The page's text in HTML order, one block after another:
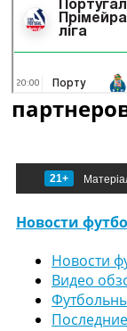
21+
Новости
Новости
Видео